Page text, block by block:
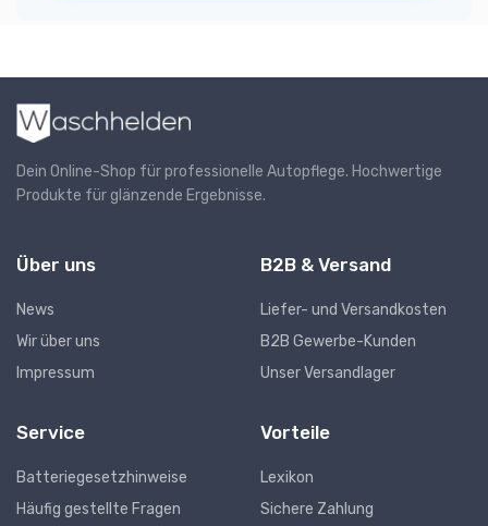
Dein Online-Shop für professionelle Autopflege. Hochwertige
Produkte für glänzende Ergebnisse.
Über uns
News
Wir über uns
Impressum
B2B & Versand
Liefer- und Versandkosten
B2B Gewerbe-Kunden
Unser Versandlager
Service
Batteriegesetzhinweise
Häufig gestellte Fragen
Vorteile
Lexikon
Sichere Zahlung